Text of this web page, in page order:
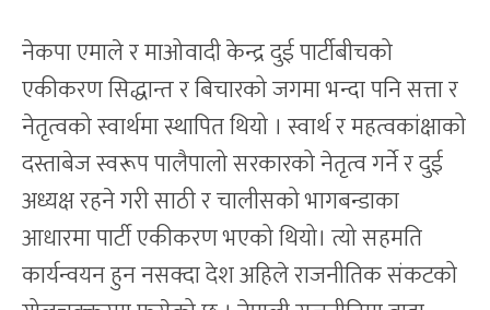
नेकपा एमाले र माओवादी केन्द्र दुई पार्टीबीचको
एकीकरण सिद्धान्त र बिचारको जगमा भन्दा पनि सत्ता र
नेतृत्वको स्वार्थमा स्थापित थियो । स्वार्थ र महत्वकांक्षाको
दस्ताबेज स्वरूप पालैपालो सरकारको नेतृत्व गर्ने र दुई
अध्यक्ष रहने गरी साठी र चालीसको भागबन्डाका
आधारमा पार्टी एकीकरण भएको थियो। त्यो सहमति
कार्यन्वयन हुन नसक्दा देश अहिले राजनीतिक संकटको